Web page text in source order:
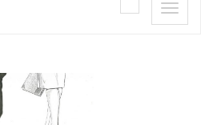
Toggle